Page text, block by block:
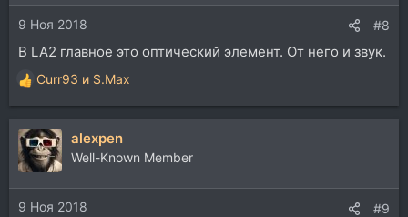
9 Ноя 2018 #8
В LA2 главное это оптический элемент. От него и звук.
Р
е
а
к
ц
и
и
:
Curr93 и S.Max
alexpen
Well-Known Member
9 Ноя 2018 #9